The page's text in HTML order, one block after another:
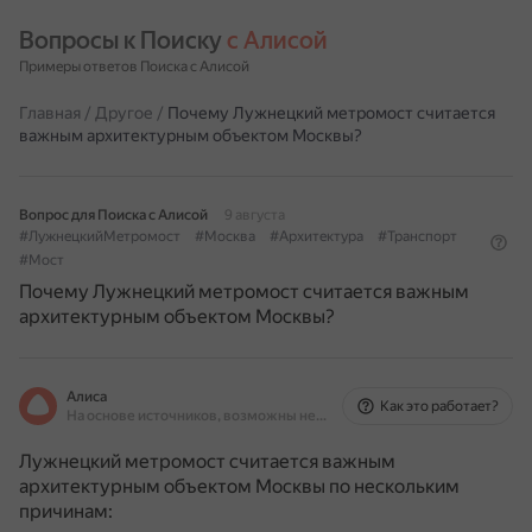
Вопросы к Поиску с Алисой
Примеры ответов Поиска с Алисой
Главная / Другое / Почему Лужнецкий метромост считается
важным архитектурным объектом Москвы?
Вопрос для Поиска с Алисой
9 августа
#ЛужнецкийМетромост
#Москва #Архитектура
#Транспорт
#Мост
Почему Лужнецкий метромост считается важным
архитектурным объектом Москвы?
Алиса
На основе источников, возможны неточности
Как это работает?
Лужнецкий метромост считается важным
архитектурным объектом Москвы по нескольким
причинам: